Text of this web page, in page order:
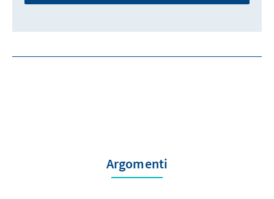
Argomenti